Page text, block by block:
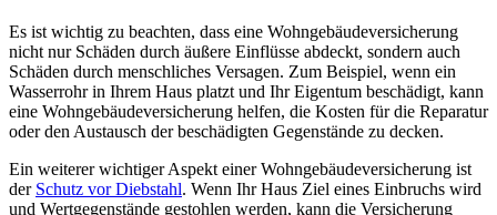
Es ist wichtig zu beachten, dass eine Wohngebäudeversicherung
nicht nur Schäden durch äußere Einflüsse abdeckt, sondern auch
Schäden durch menschliches Versagen. Zum Beispiel, wenn ein
Wasserrohr in Ihrem Haus platzt und Ihr Eigentum beschädigt, kann
eine Wohngebäudeversicherung helfen, die Kosten für die Reparatur
oder den Austausch der beschädigten Gegenstände zu decken.
Ein weiterer wichtiger Aspekt einer Wohngebäudeversicherung ist
der Schutz vor Diebstahl. Wenn Ihr Haus Ziel eines Einbruchs wird
und Wertgegenstände gestohlen werden, kann die Versicherung